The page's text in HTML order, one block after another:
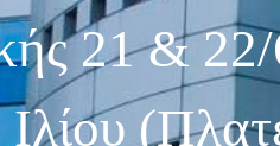
21 &